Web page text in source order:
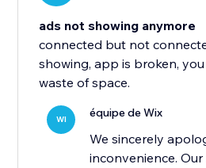
ads not showing anymore
connected but not
showing, app is broken,
waste of space.
WI équipe de Wix
We sincerely
inconvenience.